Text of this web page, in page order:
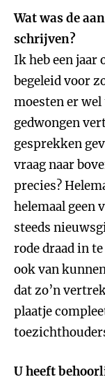
Wat was de
schrijven?
Ik heb een jaar
begeleid voor
moesten er
gedwongen
gesprekken
vraag naar
precies?
helemaal geen
steeds
rode draad in
ook van
dat zo’n
plaatje
U heeft